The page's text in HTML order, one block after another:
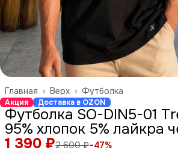
Футболка
Верх ›
Главная ›
Акция Доставка в OZON
Футболка SO-DIN5-01
95% хлопок 5% лайкра
1 390 ₽2 600 ₽−47%